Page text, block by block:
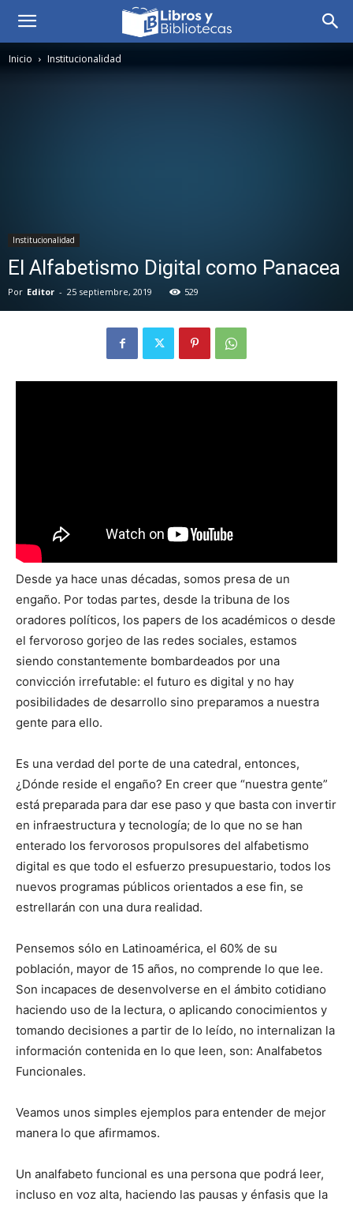
Inicio Institucionalidad
Institucionalidad
El Alfabetismo Digital como Panacea
Por Editor - 25 septiembre, 2019 529
Desde ya hace unas décadas, somos presa de un
engaño. Por todas partes, desde la tribuna de los
oradores políticos, los papers de los académicos o desde
el fervoroso gorjeo de las redes sociales, estamos
siendo constantemente bombardeados por una
convicción irrefutable: el futuro es digital y no hay
posibilidades de desarrollo sino preparamos a nuestra
gente para ello.
Es una verdad del porte de una catedral, entonces,
¿Dónde reside el engaño? En creer que “nuestra gente”
está preparada para dar ese paso y que basta con invertir
en infraestructura y tecnología; de lo que no se han
enterado los fervorosos propulsores del alfabetismo
digital es que todo el esfuerzo presupuestario, todos los
nuevos programas públicos orientados a ese fin, se
estrellarán con una dura realidad.
Pensemos sólo en Latinoamérica, el 60% de su
población, mayor de 15 años, no comprende lo que lee.
Son incapaces de desenvolverse en el ámbito cotidiano
haciendo uso de la lectura, o aplicando conocimientos y
tomando decisiones a partir de lo leído, no internalizan la
información contenida en lo que leen, son: Analfabetos
Funcionales.
Veamos unos simples ejemplos para entender de mejor
manera lo que afirmamos.
Un analfabeto funcional es una persona que podrá leer,
incluso en voz alta, haciendo las pausas y énfasis que la